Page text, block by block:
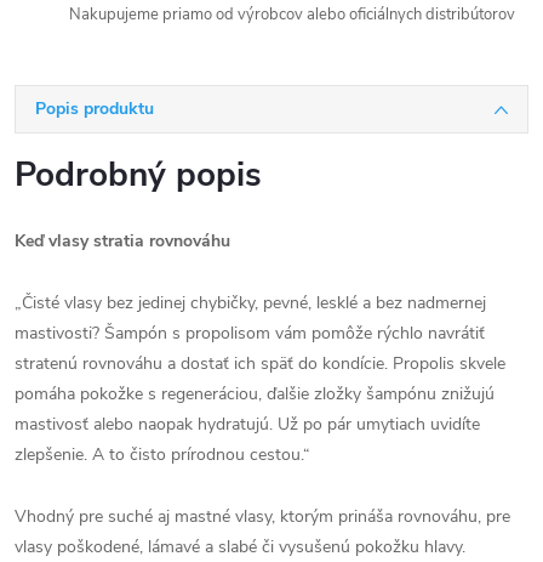
Nakupujeme priamo od výrobcov alebo oficiálnych distribútorov
Popis produktu
Podrobný popis
Keď vlasy stratia rovnováhu
„Čisté vlasy bez jedinej chybičky, pevné, lesklé a bez nadmernej
mastivosti? Šampón s propolisom vám pomôže rýchlo navrátiť
stratenú rovnováhu a dostať ich späť do kondície. Propolis skvele
pomáha pokožke s regeneráciou, ďalšie zložky šampónu znižujú
mastivosť alebo naopak hydratujú. Už po pár umytiach uvidíte
zlepšenie. A to čisto prírodnou cestou.“
Vhodný pre suché aj mastné vlasy, ktorým prináša rovnováhu, pre
vlasy poškodené, lámavé a slabé či vysušenú pokožku hlavy.